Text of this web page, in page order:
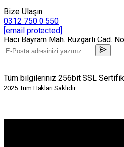
Bize Ulaşın
0312 750 0 550
[email protected]
Hacı Bayram Mah. Rüzgarlı Cad.
Tüm bilgileriniz 256bit SSL
2025 Tüm Hakları Saklıdır